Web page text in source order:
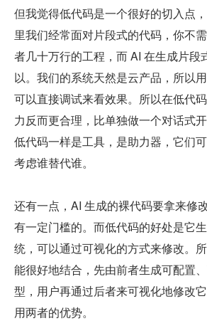
但我觉得低代码是一个很好的切入点
里我们经常面对片段式的代码，你不
者几十万行的工程，而 AI 在生成片段
以。我们的系统天然是云产品，所以
可以直接调试来看效果。所以在低代
力反而更合理，比单独做一个对话式
低代码一样是工具，是助力器，它们
考虑谁替代谁。
还有一点，AI 生成的裸代码要拿来修
有一定门槛的。而低代码的好处是它
统，可以通过可视化的方式来修改。
能很好地结合，先由前者生成可配置
型，用户再通过后者来可视化地修改
用两者的优势。